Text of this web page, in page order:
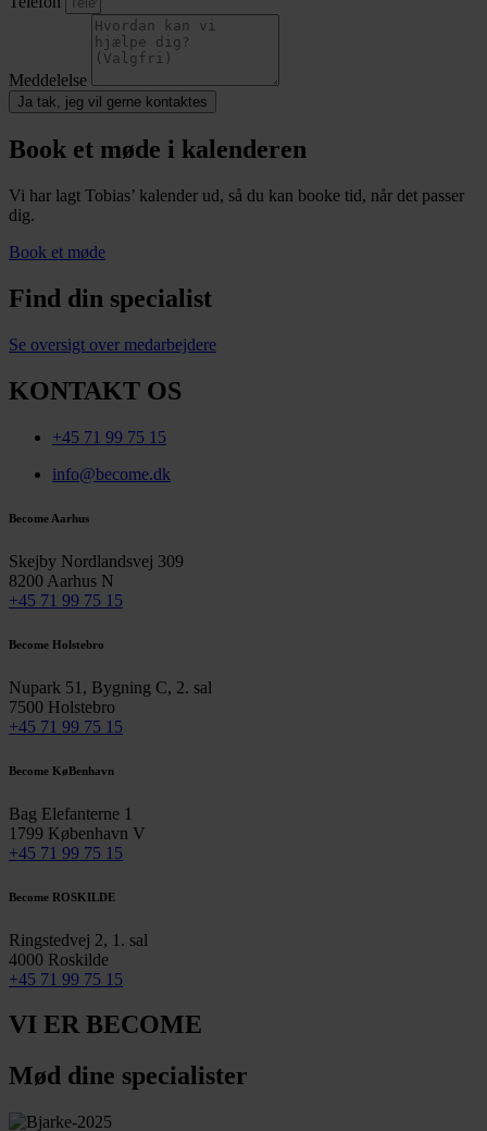
Meddelelse
Ja tak, jeg vil gerne kontaktes
Book et møde i kalenderen
Vi har lagt Tobias’ kalender ud, så du kan booke tid, når det passer
dig.
Book et møde
Find din specialist
Se oversigt over medarbejdere
KONTAKT OS
+45 71 99 75 15
info@become.dk
Become Aarhus
Skejby Nordlandsvej 309
8200 Aarhus N
+45 71 99 75 15
Become Holstebro
Nupark 51, Bygning C, 2. sal
7500 Holstebro
+45 71 99 75 15
Become KøBenhavn
Bag Elefanterne 1
1799 København V
+45 71 99 75 15
Become ROSKILDE
Ringstedvej 2, 1. sal
4000 Roskilde
+45 71 99 75 15
VI ER BECOME
Mød dine specialister